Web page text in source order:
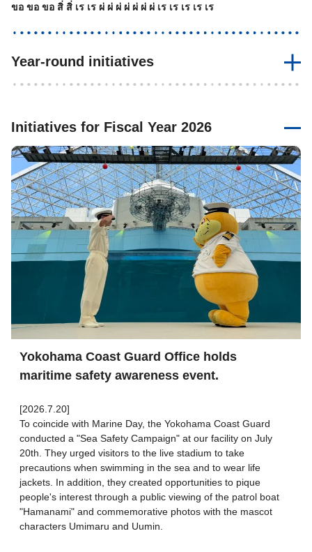
ขอ ขอ ขอ สิ่ สิ่ เร เร ผ่ ผ่ ผ่ ผ่ ผ่ ผ่ ผ่ เร เร เร เร เร
Year-round initiatives
Initiatives for Fiscal Year 2026
Yokohama Coast Guard Office holds
maritime safety awareness event.
[2026.7.20]
To coincide with Marine Day, the Yokohama Coast Guard
conducted a "Sea Safety Campaign" at our facility on July
20th. They urged visitors to the live stadium to take
precautions when swimming in the sea and to wear life
jackets. In addition, they created opportunities to pique
people's interest through a public viewing of the patrol boat
"Hamanami" and commemorative photos with the mascot
characters Umimaru and Uumin.